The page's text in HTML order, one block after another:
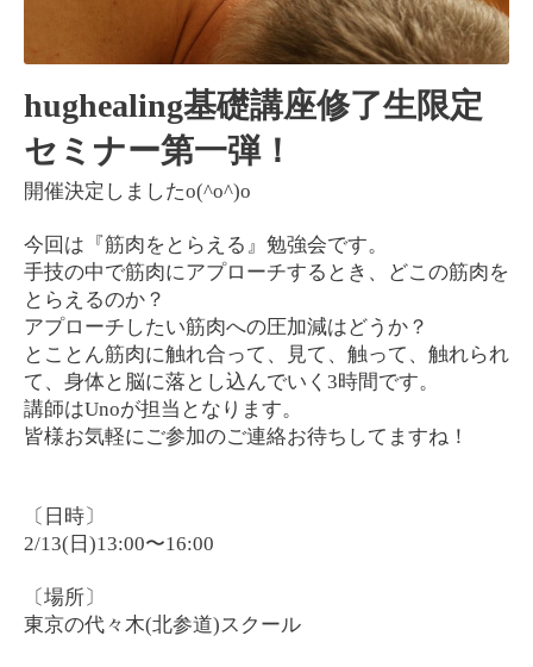
hughealing基礎講座修了生限定
セミナー第一弾！
開催決定しましたo(^o^)o
今回は『筋肉をとらえる』勉強会です。
手技の中で筋肉にアプローチするとき、どこの筋肉を
とらえるのか？
アプローチしたい筋肉への圧加減はどうか？
とことん筋肉に触れ合って、見て、触って、触れられ
て、身体と脳に落とし込んでいく 3時間です。
講師はUnoが担当となります。
皆様お気軽にご参加のご連絡お待ちしてますね！
〔日時〕
2/13( 日 )13:00〜16:00
〔場所〕
東京の代々木(北参道)スクール